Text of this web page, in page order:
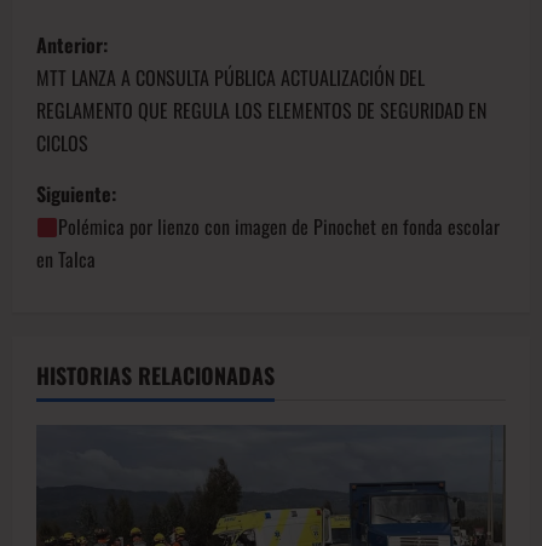
Anterior:
MTT LANZA A CONSULTA PÚBLICA ACTUALIZACIÓN DEL
REGLAMENTO QUE REGULA LOS ELEMENTOS DE SEGURIDAD EN
CICLOS
Siguiente:
Polémica por lienzo con imagen de Pinochet en fonda escolar
en Talca
HISTORIAS RELACIONADAS